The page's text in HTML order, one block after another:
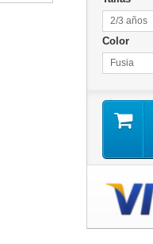
2/3 años
Color
Fusia